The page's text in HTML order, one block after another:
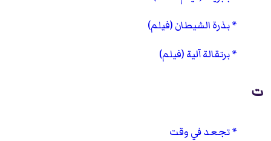
بذرة الشيطان (فيلم)
برتقالة آلية (فيلم)
ت
تجعد في وقت